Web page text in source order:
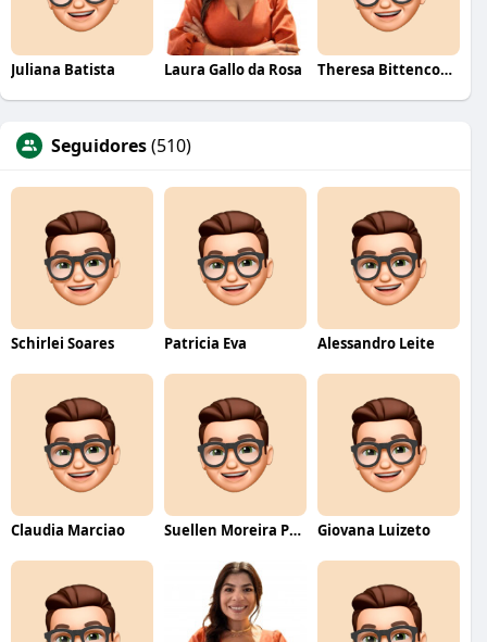
Juliana Batista Laura Gallo da Rosa Theresa Bittencourt
Seguidores(510)
Schirlei Soares Patricia Eva Alessandro Leite
Claudia Marciao Suellen Moreira Parente de Oliveira Giovana Luizeto